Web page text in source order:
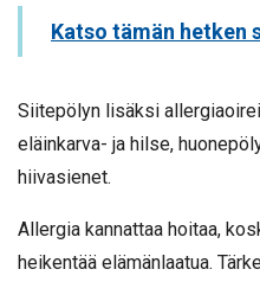
Katso tämän hetken
Siitepölyn lisäksi
eläinkarva- ja hilse,
hiivasienet.
Allergia kannattaa hoitaa,
heikentää elämänlaatua.